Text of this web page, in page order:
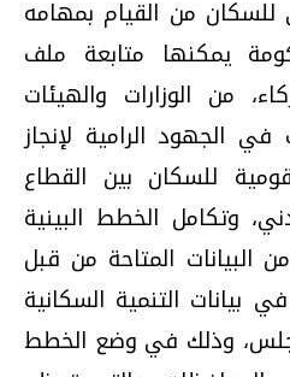
من القيام بمهامه
يمكنها متابعة ملف
من الوزارات والهيئات
الجهود الرامية لإنجاز
للسكان بين القطاع
وتكامل الخطط البينية
البيانات المتاحة من قبل
بيانات التنمية السكانية
وذلك في وضع الخطط